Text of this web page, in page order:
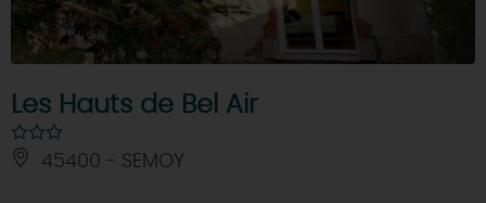
Les Hauts de Bel Air
45400 - SEMOY